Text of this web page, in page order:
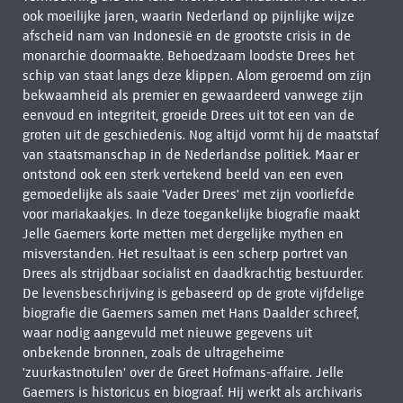
ook moeilijke jaren, waarin Nederland op pijnlijke wijze
afscheid nam van Indonesië en de grootste crisis in de
monarchie doormaakte. Behoedzaam loodste Drees het
schip van staat langs deze klippen. Alom geroemd om zijn
bekwaamheid als premier en gewaardeerd vanwege zijn
eenvoud en integriteit, groeide Drees uit tot een van de
groten uit de geschiedenis. Nog altijd vormt hij de maatstaf
van staatsmanschap in de Nederlandse politiek. Maar er
ontstond ook een sterk vertekend beeld van een even
gemoedelijke als saaie 'Vader Drees' met zijn voorliefde
voor mariakaakjes. In deze toegankelijke biografie maakt
Jelle Gaemers korte metten met dergelijke mythen en
misverstanden. Het resultaat is een scherp portret van
Drees als strijdbaar socialist en daadkrachtig bestuurder.
De levensbeschrijving is gebaseerd op de grote vijfdelige
biografie die Gaemers samen met Hans Daalder schreef,
waar nodig aangevuld met nieuwe gegevens uit
onbekende bronnen, zoals de ultrageheime
'zuurkastnotulen' over de Greet Hofmans-affaire. Jelle
Gaemers is historicus en biograaf. Hij werkt als archivaris